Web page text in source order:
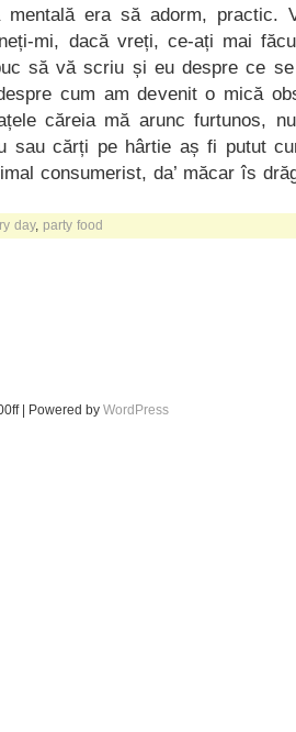
mentală era să adorm,
mi, dacă vreți, ce-ați mai
să vă scriu și eu despre ce
cum am devenit o mică
căreia mă arunc furtunos,
sau cărți pe hârtie aș fi putut
consumerist, da’ măcar îs
day, party food
| Powered by WordPress